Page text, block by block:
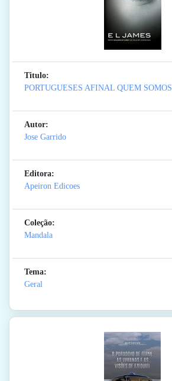
Titulo:
PORTUGUESES AFINAL QUEM SOMOS
Autor:
Jose Garrido
Editora:
Apeiron Edicoes
Coleção:
Mandala
Tema:
Geral